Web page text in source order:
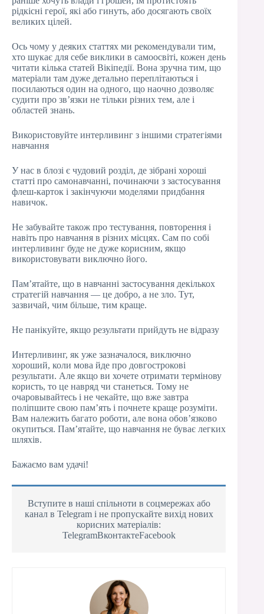
рідкісні герої, які або гинуть, або досягають своїх
великих цілей.
Ось чому у деяких статтях ми рекомендували тим,
хто шукає для себе виклики в самоосвіті, кожен день
читати кілька статей Вікіпедії. Вона зручна тим, що
матеріали там дуже детально переплітаються і
посилаються один на одного, що наочно дозволяє
судити про зв’язки не тільки різних тем, але і
областей знань.
Використовуйте интерливинг з іншими стратегіями
навчання
У нас в блозі є чудовий розділ, де зібрані хороші
статті про самонавчанні, починаючи з застосування
флеш-карток і закінчуючи моделями придбання
навичок.
Не забувайте також про тестування, повторення і
навіть про навчання в різних місцях. Сам по собі
интерливинг буде не дуже корисним, якщо
використовувати виключно його.
Пам’ятайте, що в навчанні застосування декількох
стратегій навчання — це добро, а не зло. Тут,
зазвичай, чим більше, тим краще.
Не панікуйте, якщо результати прийдуть не відразу
Интерливинг, як уже зазначалося, виключно
хороший, коли мова йде про довгострокові
результати. Але якщо ви хочете отримати термінову
користь, то це навряд чи станеться. Тому не
очаровывайтесь і не чекайте, що вже завтра
поліпшите свою пам’ять і почнете краще розуміти.
Вам належить багато роботи, але вона обов’язково
окупиться. Пам’ятайте, що навчання не буває легких
шляхів.
Бажаємо вам удачі!
Вступите в наші спільноти в соцмережах або
канал в Telegram і не пропускайте вихід нових
корисних матеріалів:
TelegramВконтактеFacebook